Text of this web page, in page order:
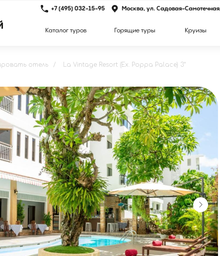
Круизы
Горящие туры
Каталог туров
Москва, ул. Садовая-Самотечная,
+7 (495) 032-15-95
отель / La Vintage Resort (Ex. Poppa Palace) 3*